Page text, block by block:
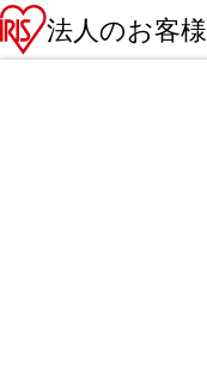
法人のお客様